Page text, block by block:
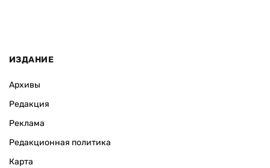
ИЗДАНИЕ
Архивы
Редакция
Реклама
Редакционная политика
Карта